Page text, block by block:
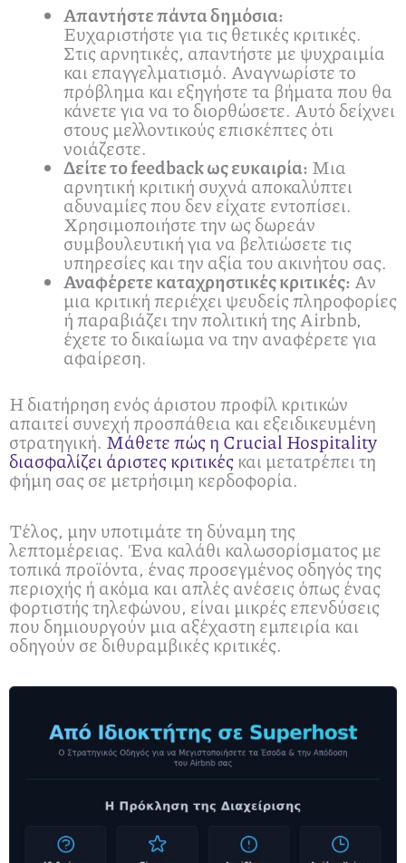
Απαντήστε πάντα δημόσια:
Ευχαριστήστε για τις θετικές κριτικές.
Στις αρνητικές, απαντήστε με ψυχραιμία
και επαγγελματισμό. Αναγνωρίστε το
πρόβλημα και εξηγήστε τα βήματα που θα
κάνετε για να το διορθώσετε. Αυτό δείχνει
στους μελλοντικούς επισκέπτες ότι
νοιάζεστε.
Δείτε το feedback ως ευκαιρία: Μια
αρνητική κριτική συχνά αποκαλύπτει
αδυναμίες που δεν είχατε εντοπίσει.
Χρησιμοποιήστε την ως δωρεάν
συμβουλευτική για να βελτιώσετε τις
υπηρεσίες και την αξία του ακινήτου σας.
Αναφέρετε καταχρηστικές κριτικές:Αν
μια κριτική περιέχει ψευδείς πληροφορίες
ή παραβιάζει την πολιτική της Airbnb,
έχετε το δικαίωμα να την αναφέρετε για
αφαίρεση.
Η διατήρηση ενός άριστου προφίλ κριτικών
απαιτεί συνεχή προσπάθεια και εξειδικευμένη
στρατηγική. Μάθετε πώς η Crucial Hospitality
διασφαλίζει άριστες κριτικές και μετατρέπει τη
φήμη σας σε μετρήσιμη κερδοφορία.
Τέλος, μην υποτιμάτε τη δύναμη της
λεπτομέρειας. Ένα καλάθι καλωσορίσματος με
τοπικά προϊόντα, ένας προσεγμένος οδηγός της
περιοχής ή ακόμα και απλές ανέσεις όπως ένας
φορτιστής τηλεφώνου, είναι μικρές επενδύσεις
που δημιουργούν μια αξέχαστη εμπειρία και
οδηγούν σε διθυραμβικές κριτικές.